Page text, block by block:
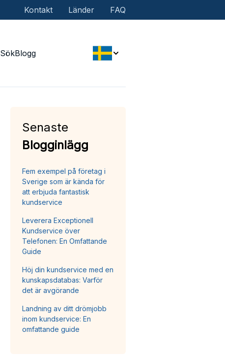
Kontakt Länder FAQ
SökBlogg
Senaste
Blogginlägg
Fem exempel på företag i
Sverige som är kända för
att erbjuda fantastisk
kundservice
Leverera Exceptionell
Kundservice över
Telefonen: En Omfattande
Guide
Höj din kundservice med en
kunskapsdatabas: Varför
det är avgörande
Landning av ditt drömjobb
inom kundservice: En
omfattande guide